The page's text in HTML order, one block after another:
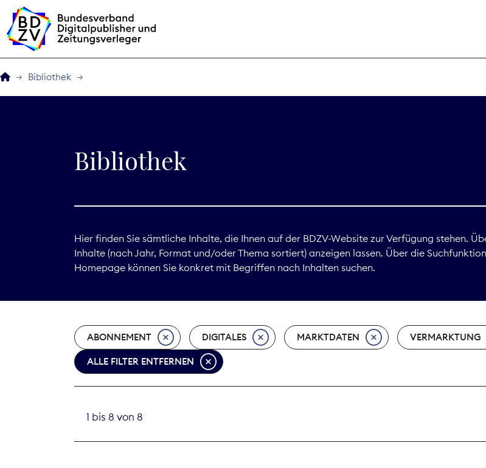
BDZVplus GmbH
Service
Bibliothek
Bibliothek
Hier finden Sie sämtliche Inhalte, die Ihnen auf der BDZV-Website zur Verfügung stehen.
Inhalte (nach Jahr, Format und/oder Thema sortiert) anzeigen lassen. Über die
Homepage können Sie konkret mit Begriffen nach Inhalten suchen.
ABONNEMENT DIGITALES MARKTDATEN VERMARKTUNG
ALLE FILTER ENTFERNEN
1 bis 8 von 8